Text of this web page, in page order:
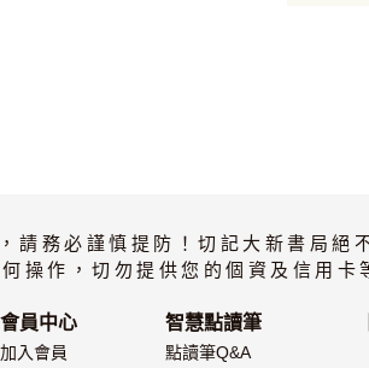
請務必謹慎提防！切記大新書局絕
操作，切勿提供您的個資及信用卡
會員中心
加入會員
智慧點讀筆
點讀筆Q&A